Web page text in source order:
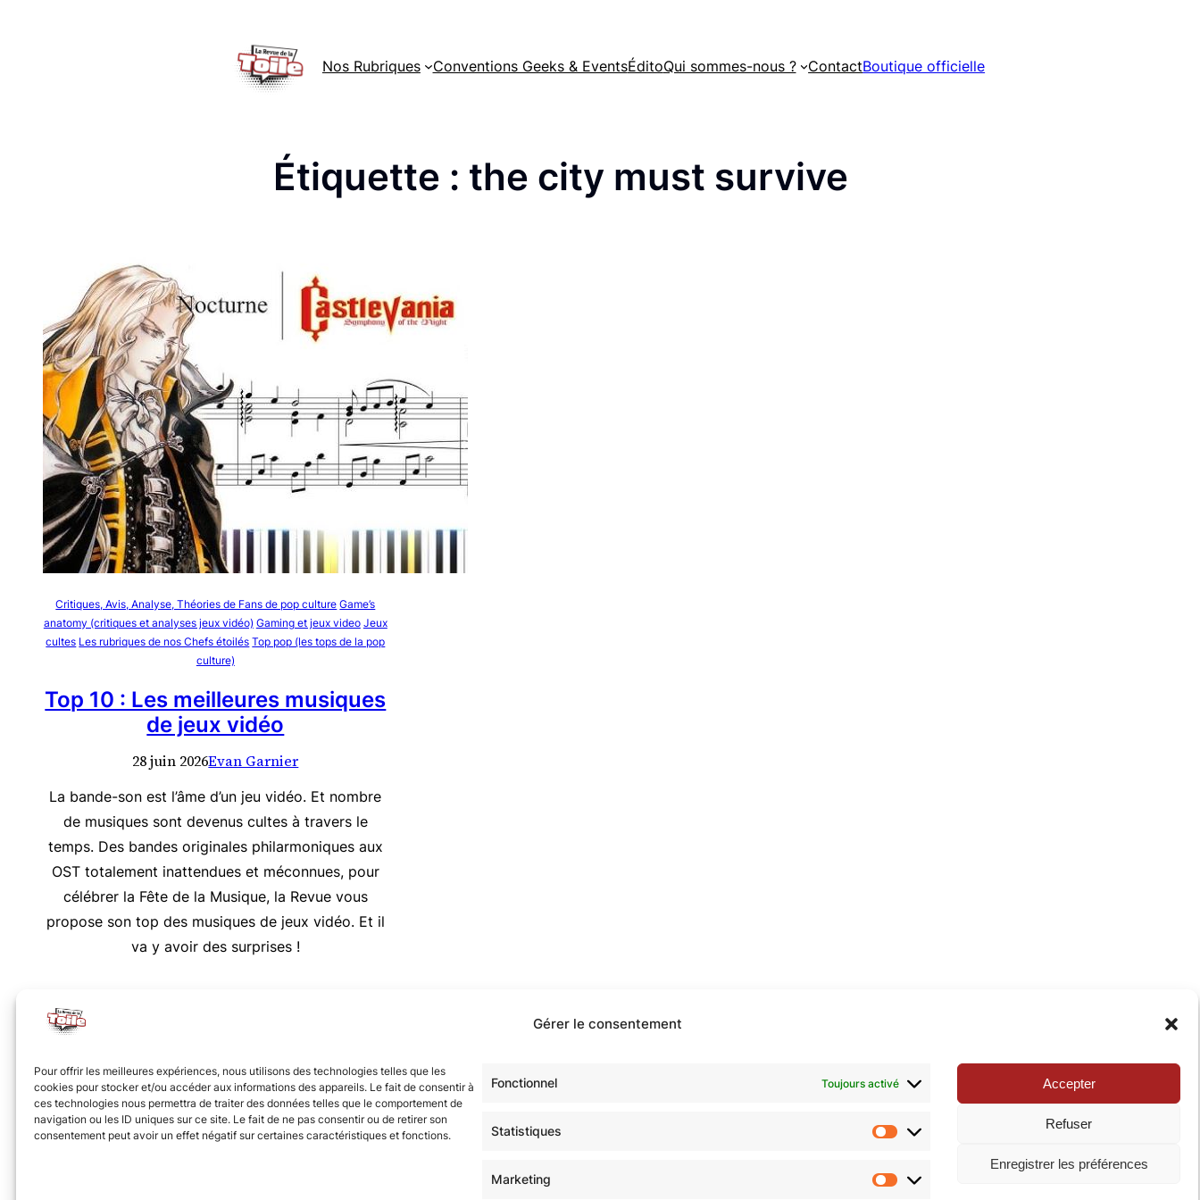
Gérer le consentement
Pour offrir les meilleures expériences, nous utilisons des technologies telles que les
cookies pour stocker et/ou accéder aux informations des appareils. Le fait de consentir à
ces technologies nous permettra de traiter des données telles que le comportement de
navigation ou les ID uniques sur ce site. Le fait de ne pas consentir ou de retirer son
consentement peut avoir un effet négatif sur certaines caractéristiques et fonctions.
Fonctionnel Toujours activé
Statistiques
Marketing
Accepter
Refuser
Enregistrer les préférences
Nos Rubriques Conventions Geeks & EventsÉditoQui sommes-nous ? ContactBoutique officielle
Étiquette : the city must survive
Critiques, Avis, Analyse, Théories de Fans de pop culture Game’s
anatomy (critiques et analyses jeux vidéo) Gaming et jeux video Jeux
cultes Les rubriques de nos Chefs étoilés Top pop (les tops de la pop
culture)
Top 10 : Les meilleures musiques
de jeux vidéo
28 juin 2026Evan Garnier
La bande-son est l’âme d’un jeu vidéo. Et nombre
de musiques sont devenus cultes à travers le
temps. Des bandes originales philarmoniques aux
OST totalement inattendues et méconnues, pour
célébrer la Fête de la Musique, la Revue vous
propose son top des musiques de jeux vidéo. Et il
va y avoir des surprises !